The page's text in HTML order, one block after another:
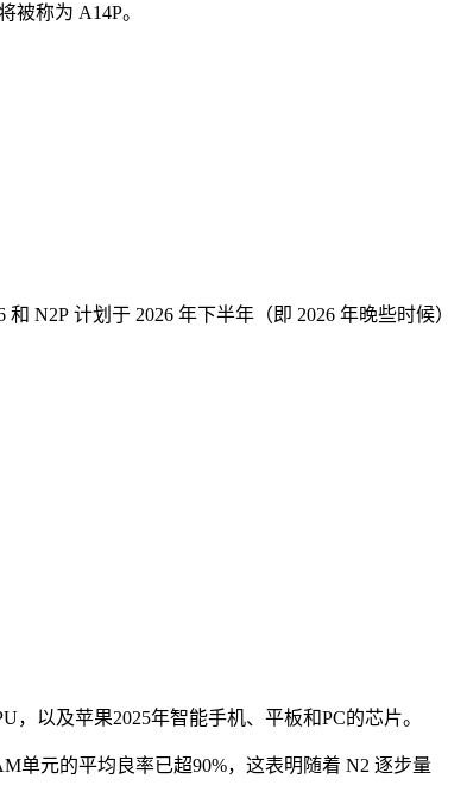
被称为 A14P。
N2P 计划于 2026 年下半年（即 2026 年晚些时候）
以及苹果2025年智能手机、平板和PC的芯片。
单元的平均良率已超90%，这表明随着 N2 逐步量